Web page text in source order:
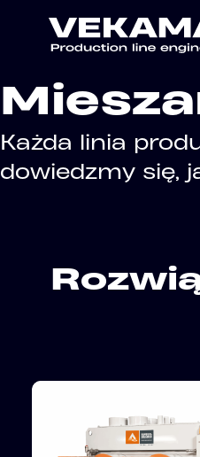
Każda linia
dowiedzmy się,